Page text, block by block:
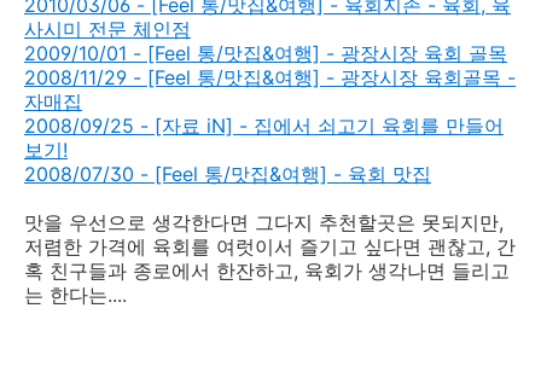
사시미 전문 체인점
2009/10/01 - [Feel 통/맛집&여행] - 광장시장 육회 골목
2008/11/29 - [Feel 통/맛집&여행] - 광장시장 육회골목 -
자매집
2008/09/25 - [자료 iN] - 집에서 쇠고기 육회를 만들어
보기!
2008/07/30 - [Feel 통/맛집&여행] - 육회 맛집
맛을 우선으로 생각한다면 그다지 추천할곳은 못되지만,
저렴한 가격에 육회를 여럿이서 즐기고 싶다면 괜찮고, 간
혹 친구들과 종로에서 한잔하고, 육회가 생각나면 들리고
는 한다는....